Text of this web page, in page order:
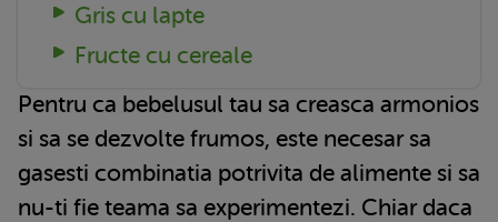
Gris cu lapte
Fructe cu cereale
Pentru ca bebelusul tau sa creasca armonios
si sa se dezvolte frumos, este necesar sa
gasesti combinatia potrivita de alimente si sa
nu-ti fie teama sa experimentezi. Chiar daca